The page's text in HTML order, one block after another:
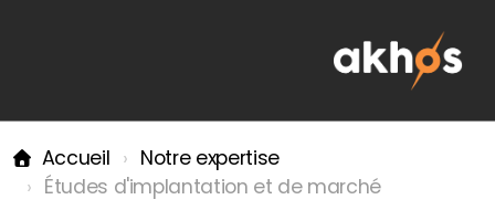
Accueil
Notre expertise
Études d'implantation et de marché
Nos engagements RSE